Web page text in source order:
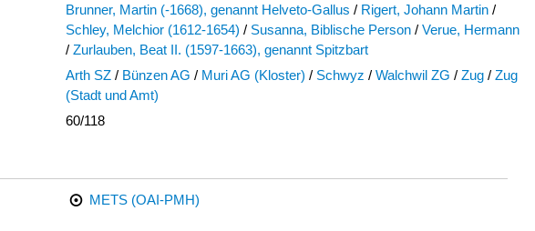
Brunner, Martin (-1668), genannt Helveto-Gallus / Rigert, Johann Martin /
Schley, Melchior (1612-1654) / Susanna, Biblische Person / Verue, Hermann
/ Zurlauben, Beat II. (1597-1663), genannt Spitzbart
Arth SZ / Bünzen AG / Muri AG (Kloster) / Schwyz / Walchwil ZG / Zug / Zug
(Stadt und Amt)
60/118
METS (OAI-PMH)